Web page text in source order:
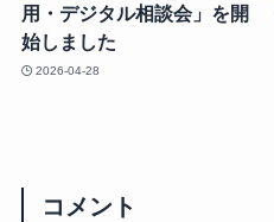
用・デジタル相談会」を開
始しました
2026-04-28
コメント